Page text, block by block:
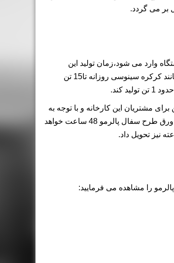
بر می گردد.
وارد می شود،زمان تولید این
محصول نسبت به سایر محصولات کارخانه بیشتر است.برای مثال دستگاهی مانند کرکره سینوسی روزانه تا15 تن
کند.
مشتریان این کارخانه و با توجه به
مورد فوق الذکر زمان تعیین شده برای ثبت سفارش تا تحویل به مشتری برای ورق طرح سفال پالرمو 48 ساعت خواهد
نیز تحویل داد.
را مشاهده می فرمایید: